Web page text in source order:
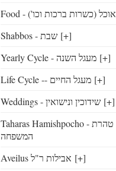
Food - ('אוכל (כשרות ברכות וכו
Shabbos - שבת [+]
Yearly Cycle - מעגל השנה [+]
Life Cycle -- מעגל החיים [+]
Weddings - שידוכין ונישואין [+]
Taharas Hamishpocho - טהרת
המשפחה
Aveilus אבילות ר"ל [+]